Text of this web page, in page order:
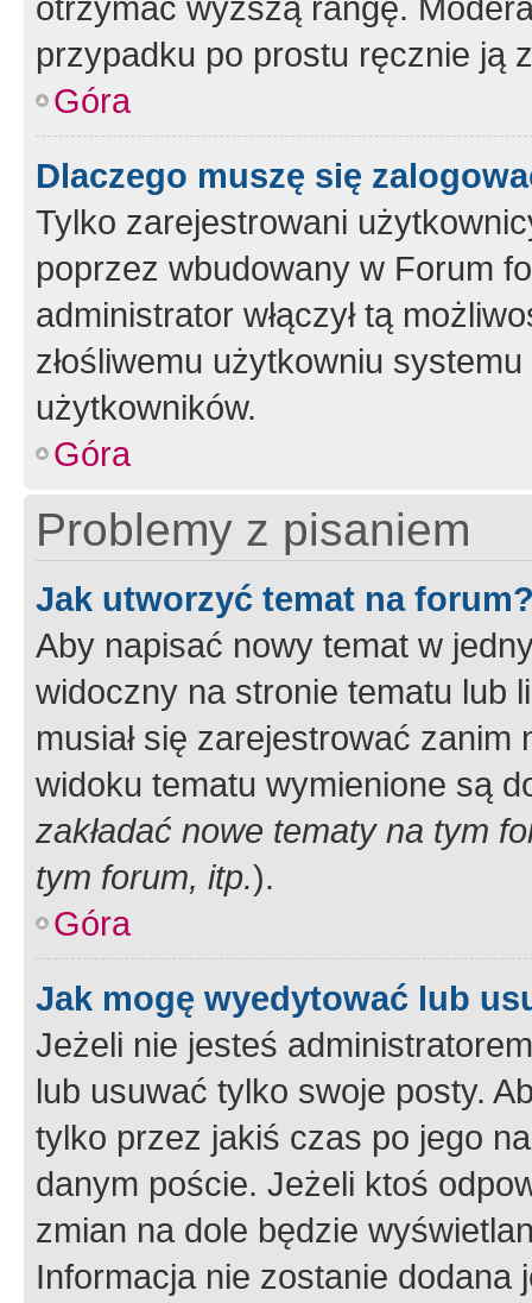
przypadku po prostu ręcznie ją
Góra
Dlaczego muszę się
Tylko zarejestrowani
poprzez wbudowany w Forum
administrator włączył tą
złośliwemu użytkowniu
użytkowników.
Góra
Problemy z pisaniem
Jak utworzyć temat na
Aby napisać nowy temat w
widoczny na stronie tematu lub
musiał się zarejestrować
widoku tematu wymienione są
zakładać nowe tematy na tym
tym forum, itp.).
Góra
Jak mogę wyedytować lub
Jeżeli nie jesteś
lub usuwać tylko swoje posty.
tylko przez jakiś czas po jego
danym poście. Jeżeli ktoś
zmian na dole będzie
Informacja nie zostanie dodana